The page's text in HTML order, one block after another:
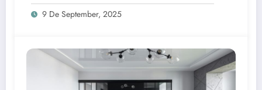
9 De September, 2025